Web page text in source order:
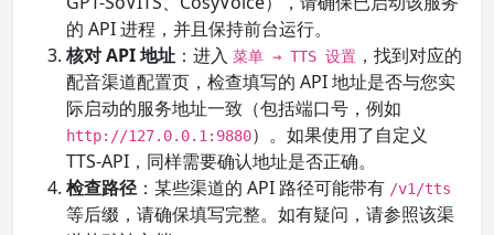
的 API 进程，并且保持前台运行。
核对 API 地址 ：进入 菜单 → TTS 设置 ，找到对应的
配音渠道配置页，检查填写的 API 地址是否与您实
际启动的服务地址一致（包括端口号，例如
http://127.0.0.1:9880）。如果使用了自定义
TTS-API，同样需要确认地址是否正确。
检查路径：某些渠道的 API 路径可能带有 /v1/tts
等后缀，请确保填写完整。如有疑问，请参照该渠